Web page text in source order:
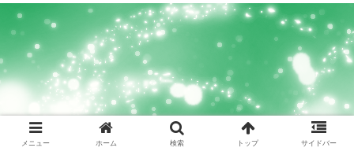
メニュー ホーム 検索 トップ サイドバー